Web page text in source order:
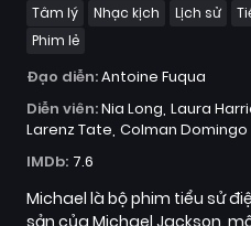
Tâm lý Nhạc kịch Lịch sử
Phim lẻ
Đạo diễn:Antoine Fuqua
Diễn viên:Nia Long Laura
Larenz Tate Colman Domingo
IMDb: 7.6
Michael là bộ phim tiểu sử
sản của Michael Jackson,